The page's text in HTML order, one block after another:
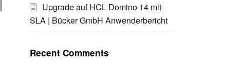
Upgrade auf HCL Domino 14 mit
SLA | Bücker GmbH Anwenderbericht
Recent Comments